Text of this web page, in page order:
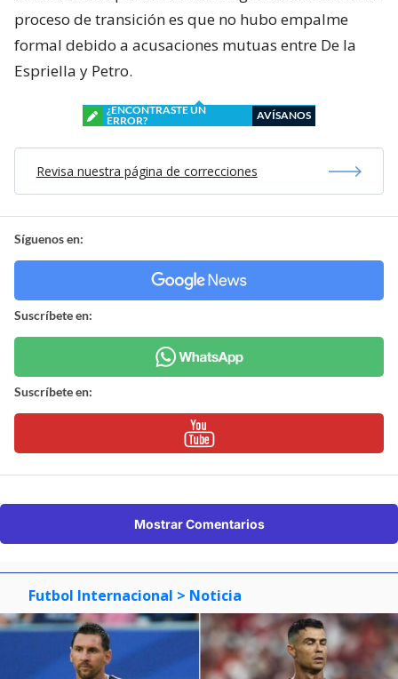
proceso de transición es que no hubo empalme
formal debido a acusaciones mutuas entre De la
Espriella y Petro.
¿ENCONTRASTE UN
ERROR?
AVÍSANOS
Revisa nuestra página de correcciones
Síguenos en:
Suscríbete en:
Suscríbete en:
Mostrar Comentarios
Futbol Internacional > Noticia